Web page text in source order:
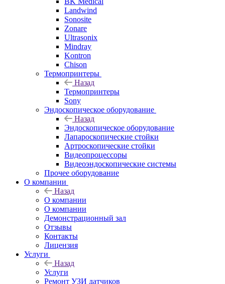
Landwind
Sonosite
Zonare
Ultrasonix
Mindray
Kontron
Chison
Термопринтеры
Назад
Термопринтеры
Sony
Эндоскопическое оборудование
Назад
Эндоскопическое оборудование
Лапароскопические стойки
Артроскопические стойки
Видеопроцессоры
Видеоэндоскопические системы
Прочее оборудование
О компании
Назад
О компании
О компании
Демонстрационный зал
Отзывы
Контакты
Лицензия
Услуги
Назад
Услуги
Ремонт УЗИ датчиков